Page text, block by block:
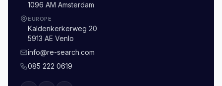
1096 AM Amsterdam
EUROPE
Kaldenkerkerweg 20
5913 AE Venlo
info@re-search.com
085 222 0619